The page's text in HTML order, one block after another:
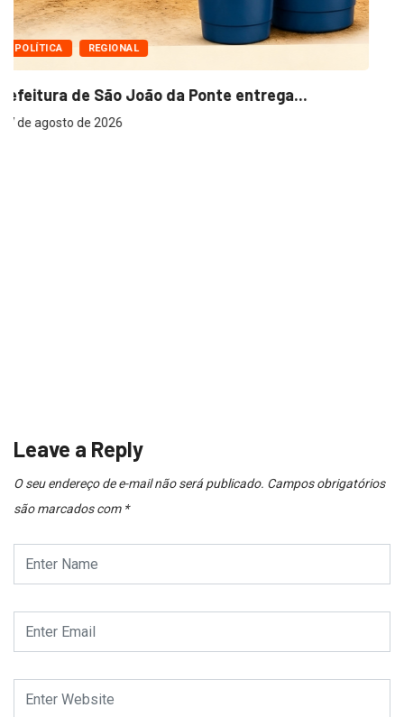
Leave a Reply
O seu endereço de e-mail não será publicado. Campos obrigatórios
são marcados com *